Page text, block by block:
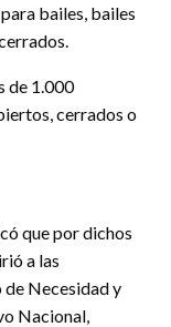
bailes, bailes
de 1.000
cerrados o
que por dichos
a las
Necesidad y
Nacional,